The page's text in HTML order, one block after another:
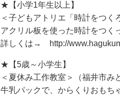
★【小学1年生以上】
＜子どもアトリエ「時計をつく
アクリル板を使った時計をつく
詳しくは→ http://
★【5歳～小学生】
＜夏休み工作教室＞（福井市み
牛乳パックで、からくりおもち